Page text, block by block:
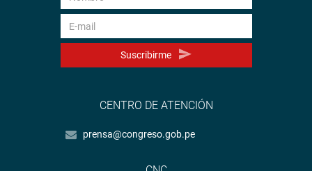
Suscribirme
CENTRO DE ATENCIÓN
prensa@congreso.gob.pe